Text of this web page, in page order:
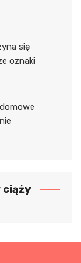
się
oznaki
ciąży